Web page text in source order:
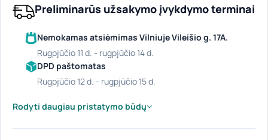
Preliminarūs užsakymo įvykdymo terminai
Nemokamas atsiėmimas Vilniuje Vileišio g. 17A.
rugpjūčio 11 d. - rugpjūčio 14 d.
DPD paštomatas
rugpjūčio 12 d. - rugpjūčio 15 d.
Rodyti daugiau pristatymo būdų